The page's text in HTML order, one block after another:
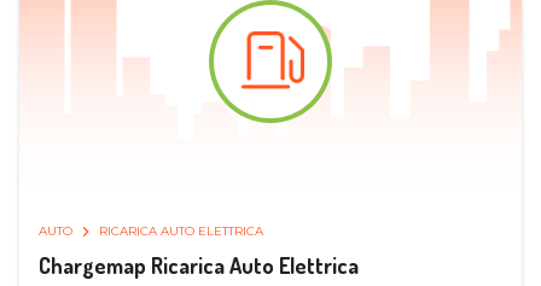
AUTO RICARICA AUTO ELETTRICA
Chargemap Ricarica Auto Elettrica